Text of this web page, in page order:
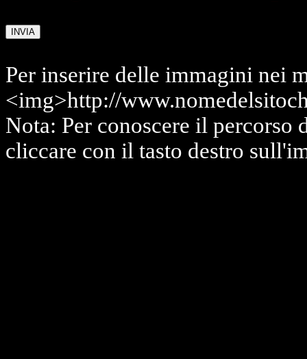
Per inserire delle immagini nei
<img>http://
Nota: Per conoscere il percorso
cliccare con il tasto destro